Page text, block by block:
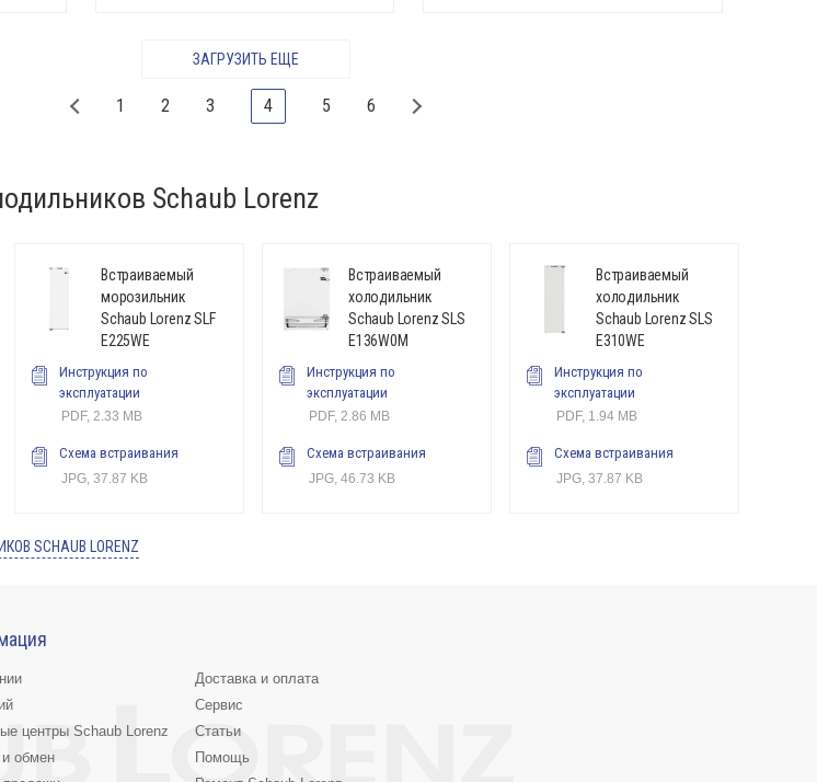
ЗАГРУЗИТЬ ЕЩЕ
1 2 3 4 5 6
Schaub Lorenz
Встраиваемый
морозильник
Schaub Lorenz SLF
E225WE
Инструкция по
эксплуатации
PDF, 2.33 MB
Схема встраивания
JPG, 37.87 KB
Встраиваемый
холодильник
Schaub Lorenz SLS
E136W0M
Инструкция по
эксплуатации
PDF, 2.86 MB
Схема встраивания
JPG, 46.73 KB
Встраиваемый
холодильник
Schaub Lorenz SLS
E310WE
Инструкция по
эксплуатации
PDF, 1.94 MB
Схема встраивания
JPG, 37.87 KB
SCHAUB LORENZ
Доставка и оплата
Сервис
центры Schaub Lorenz
Статьи
и обмен
Помощь